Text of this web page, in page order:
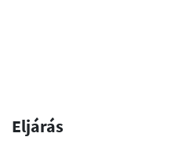
Eljárás